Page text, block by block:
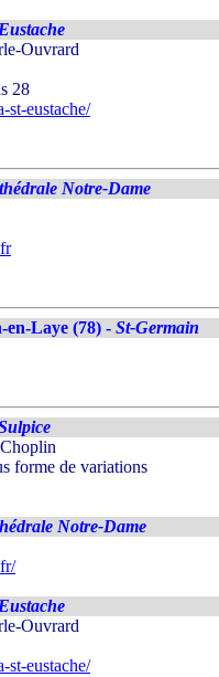
Ouvrard
28
st-eustache/
Notre-Dame
en-Laye (78) - St-Germain
forme de variations
Notre-Dame
Ouvrard
st-eustache/